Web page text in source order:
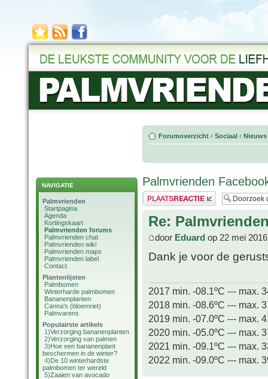
NAVIGATIE
Palmvrienden
Startpagina
Agenda
Kortingskaart
Palmvrienden forums
Palmvrienden chat
Palmvrienden wiki
Palmvrienden maps
Palmvrienden label
Contact
Plantenlijsten
Palmbomen
Winterharde palmbomen
Bananenplanten
Canna's (bloemriet)
Palmvarens
Populairste artikels
1)Verzorging bananenplanten
2)Verzorging van palmen
3)Hoe een bananenplant
beschermen in de winter?
4)De 10 winterhardste
palmbomen ter wereld
5)Zaaien van avocado
Forumoverzicht ‹ Sociaal ‹
Palmvrienden
Plaats een reactie
Re:
door Eduard op 22 mei
Dank je voor de
2017 min. -08.1ºC --- max.
2018 min. -08.6ºC --- max.
2019 min. -07.0ºC --- max.
2020 min. -05.0ºC --- max.
2021 min. -09.1ºC --- max.
2022 min. -09.0ºC --- max.